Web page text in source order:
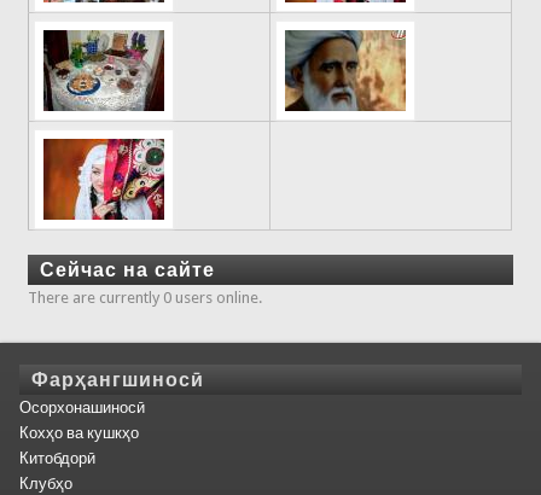
Сейчас на сайте
There are currently 0 users online.
Фарҳангшиносӣ
Осорхонашиносӣ
Кохҳо ва кушкҳо
Китобдорӣ
Клубҳо